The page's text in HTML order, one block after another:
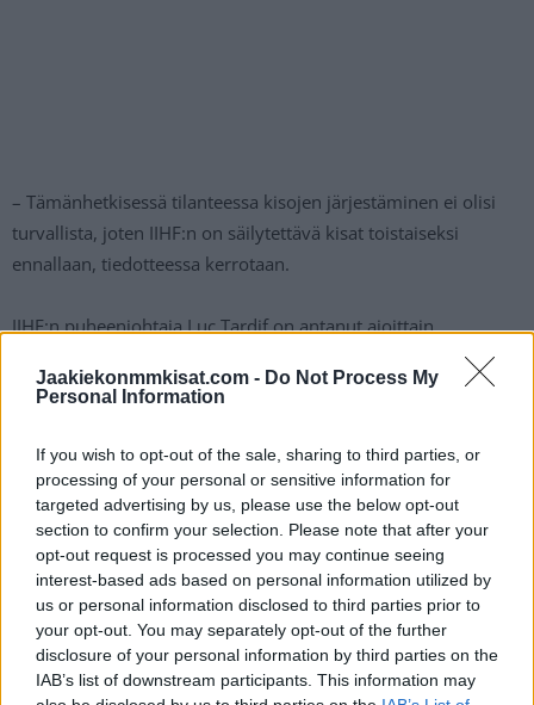
Jaakiekonmmkisat.com - Do Not Process My
Personal Information
If you wish to opt-out of the sale, sharing to third parties, or
processing of your personal or sensitive information for
targeted advertising by us, please use the below opt-out
section to confirm your selection. Please note that after your
opt-out request is processed you may continue seeing
interest-based ads based on personal information utilized by
us or personal information disclosed to third parties prior to
your opt-out. You may separately opt-out of the further
disclosure of your personal information by third parties on the
IAB’s list of downstream participants. This information may
– Tämänhetkisessä tilanteessa kisojen järjestäminen ei olisi
turvallista, joten IIHF:n on säilytettävä kisat toistaiseksi
ennallaan, tiedotteessa kerrotaan.
IIHF:n puheenjohtaja Luc Tardif on antanut ajoittain
poikkeuksellisia Venäjää myötäileviä lausuntoja, joten siltä
osin tiedotteen sanamuodot eivät tule yllätyksenä. Kuitenkin
nykyisessä tilanteessa mukaan, joten IIHF:llä ei ole muuta
vaihtoehtoa kuin jatkaa nykyistä kieltoa viime vuosien tapaan.